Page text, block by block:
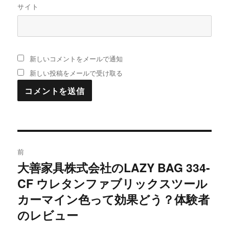
サイト
新しいコメントをメールで通知
新しい投稿をメールで受け取る
稿
ナ
ビ
前
過
去
の
投
稿:
大善家具株式会社のLAZY BAG 334-
CF ウレタンファブリックスツール
カーマイン色って効果どう？体験者
のレビュー